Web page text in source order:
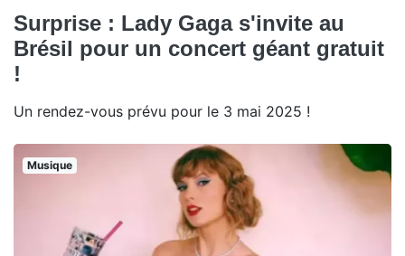
Surprise : Lady Gaga s'invite au
Brésil pour un concert géant gratuit
!
Un rendez-vous prévu pour le 3 mai 2025 !
Musique